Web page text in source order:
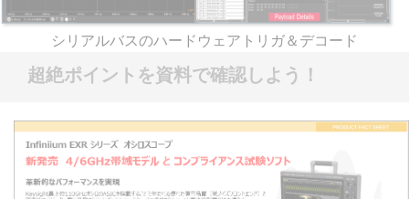
シリアルバスのハードウェアトリガ＆デコード
超絶ポイントを資料で確認しよう！